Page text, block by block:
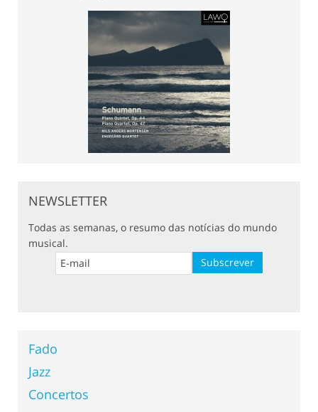
NEWSLETTER
Todas as semanas, o resumo das notícias do mundo
musical.
Fado
Jazz
Concertos